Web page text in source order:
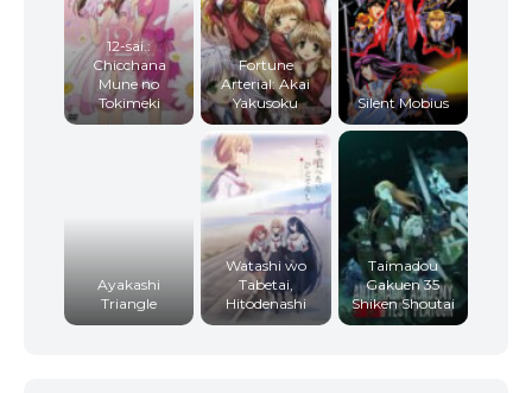
12-sai.:
Chicchana
Mune no
Tokimeki
Fortune
Arterial: Akai
Yakusoku
Silent Mobius
Ayakashi
Triangle
Watashi wo
Tabetai,
Hitodenashi
Taimadou
Gakuen 35
Shiken Shoutai